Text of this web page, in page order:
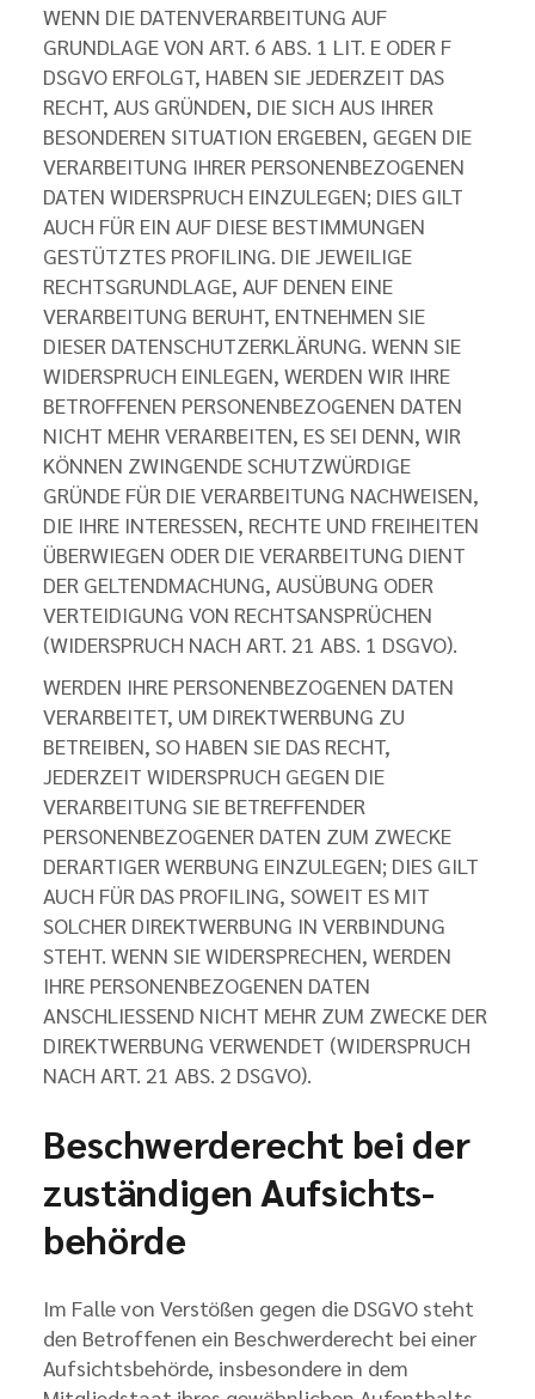
WENN DIE DATENVERARBEITUNG AUF
GRUNDLAGE VON ART. 6 ABS. 1 LIT. E ODER F
DSGVO ERFOLGT, HABEN SIE JEDERZEIT DAS
RECHT, AUS GRÜNDEN, DIE SICH AUS IHRER
BESONDEREN SITUATION ERGEBEN, GEGEN DIE
VERARBEITUNG IHRER PERSONENBEZOGENEN
DATEN WIDERSPRUCH EINZULEGEN; DIES GILT
AUCH FÜR EIN AUF DIESE BESTIMMUNGEN
GESTÜTZTES PROFILING. DIE JEWEILIGE
RECHTSGRUNDLAGE, AUF DENEN EINE
VERARBEITUNG BERUHT, ENTNEHMEN SIE
DIESER DATENSCHUTZERKLÄRUNG. WENN SIE
WIDERSPRUCH EINLEGEN, WERDEN WIR IHRE
BETROFFENEN PERSONENBEZOGENEN DATEN
NICHT MEHR VERARBEITEN, ES SEI DENN, WIR
KÖNNEN ZWINGENDE SCHUTZWÜRDIGE
GRÜNDE FÜR DIE VERARBEITUNG NACHWEISEN,
DIE IHRE INTERESSEN, RECHTE UND FREIHEITEN
ÜBERWIEGEN ODER DIE VERARBEITUNG DIENT
DER GELTENDMACHUNG, AUSÜBUNG ODER
VERTEIDIGUNG VON RECHTSANSPRÜCHEN
(WIDERSPRUCH NACH ART. 21 ABS. 1 DSGVO).
WERDEN IHRE PERSONENBEZOGENEN DATEN
VERARBEITET, UM DIREKTWERBUNG ZU
BETREIBEN, SO HABEN SIE DAS RECHT,
JEDERZEIT WIDERSPRUCH GEGEN DIE
VERARBEITUNG SIE BETREFFENDER
PERSONENBEZOGENER DATEN ZUM ZWECKE
DERARTIGER WERBUNG EINZULEGEN; DIES GILT
AUCH FÜR DAS PROFILING, SOWEIT ES MIT
SOLCHER DIREKTWERBUNG IN VERBINDUNG
STEHT. WENN SIE WIDERSPRECHEN, WERDEN
IHRE PERSONENBEZOGENEN DATEN
ANSCHLIESSEND NICHT MEHR ZUM ZWECKE DER
DIREKTWERBUNG VERWENDET (WIDERSPRUCH
NACH ART. 21 ABS. 2 DSGVO).
Beschwerde­recht bei der
zuständigen Aufsichts­
behörde
Im Falle von Verstößen gegen die DSGVO steht
den Betroffenen ein Beschwerderecht bei einer
Aufsichtsbehörde, insbesondere in dem